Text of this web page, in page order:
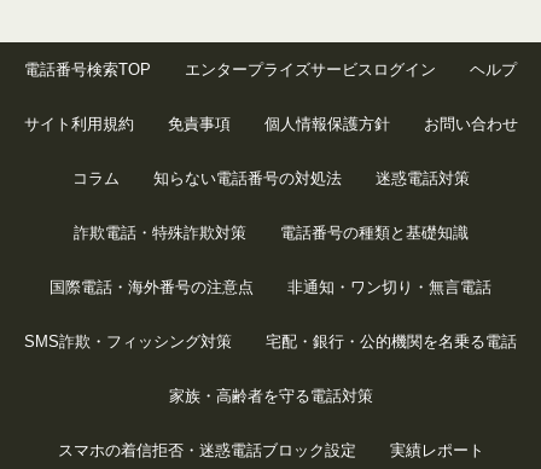
電話番号検索TOP エンタープライズサービスログイン ヘルプ
サイト利用規約 免責事項 個人情報保護方針 お問い合わせ
コラム 知らない電話番号の対処法 迷惑電話対策
詐欺電話・特殊詐欺対策 電話番号の種類と基礎知識
国際電話・海外番号の注意点 非通知・ワン切り・無言電話
SMS詐欺・フィッシング対策 宅配・銀行・公的機関を名乗る電話
家族・高齢者を守る電話対策
スマホの着信拒否・迷惑電話ブロック設定 実績レポート